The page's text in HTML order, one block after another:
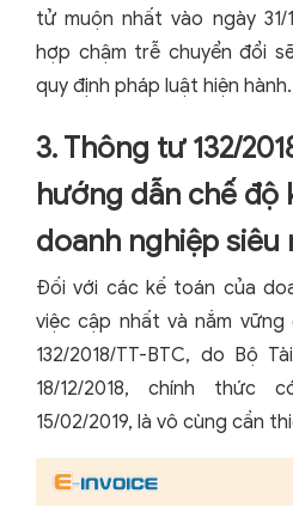
tử muộn nhất vào ngày
hợp chậm trễ chuyển đổi
quy định pháp luật hiện hành.
3. Thông tư 132/
hướng dẫn chế độ
doanh nghiệp siêu
Đối với các kế toán của
việc cập nhất và nắm
132/2018/TT-BTC, do Bộ
18/12/2018, chính
15/02/2019, là vô cùng cần